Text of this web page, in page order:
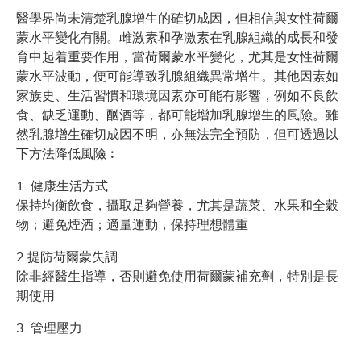
醫學界尚未清楚乳腺增生的確切成因，但相信與女性荷爾
蒙水平變化有關。雌激素和孕激素在乳腺組織的成長和發
育中起着重要作用，當荷爾蒙水平變化，尤其是女性荷爾
蒙水平波動，便可能導致乳腺組織異常增生。其他因素如
家族史、生活習慣和環境因素亦可能有影響，例如不良飲
食、缺乏運動、酗酒等，都可能增加乳腺增生的風險。雖
然乳腺增生確切成因不明，亦無法完全預防，但可透過以
下方法降低風險︰
1. 健康生活方式
保持均衡飲食，攝取足夠營養，尤其是蔬菜、水果和全穀
物；避免煙酒；適量運動，保持理想體重
2.提防荷爾蒙失調
除非經醫生指導，否則避免使用荷爾蒙補充劑，特別是長
期使用
3. 管理壓力